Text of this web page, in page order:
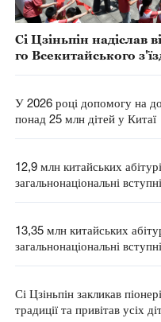
Сі Цзіньпін надіслав
го Всекитайського
У 2026 році допомогу на
понад 25 млн дітей у Китаї
12,9 млн китайських
загальнонаціональні
13,35 млн китайських
загальнонаціональні
Сі Цзіньпін закликав
традиції та привітав усіх